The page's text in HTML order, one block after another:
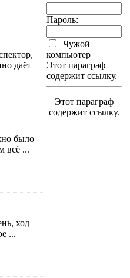
даёт
было
всё ...
ход
...
Пароль:
Чужой
компьютер
Этот параграф
содержит ссылку.
Этот параграф
содержит ссылку.